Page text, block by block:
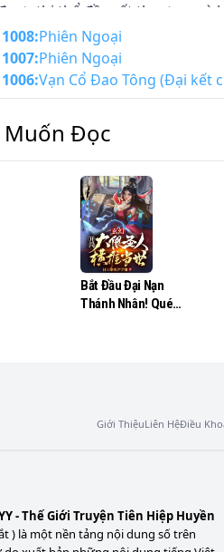
thi thể đầy vết thương
ông trao cho cái đao do
khi phải chịu bất công mà
dễ, chẳng mấy ai làm được.
người thì Trần Đường sẽ phải
sau này của nhân vật này.
:Phiên Ngoại
:Phiên Ngoại
:Vạn Cổ Đao Tông (Đại kết
Muốn Đọc
Bắt Đầu Đại Nạn
Thánh Nhân! Quét
Giới ThiệuLiên HệĐiều
- Thế Giới Truyện Tiên Hiệp Huyền
) là một nền tảng nội dung số trên